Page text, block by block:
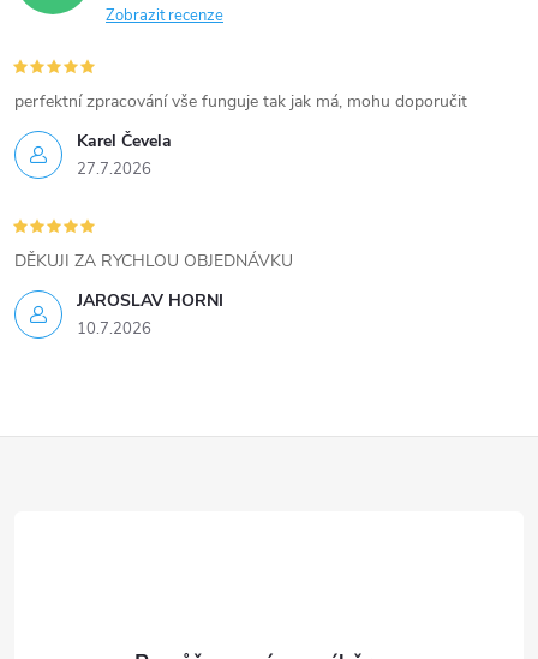
Zobrazit recenze
Karel Čevela
27.7.2026
perfektní zpracování vše funguje tak jak má, mohu doporučit
JAROSLAV HORNI
10.7.2026
DĚKUJI ZA RYCHLOU OBJEDNÁVKU